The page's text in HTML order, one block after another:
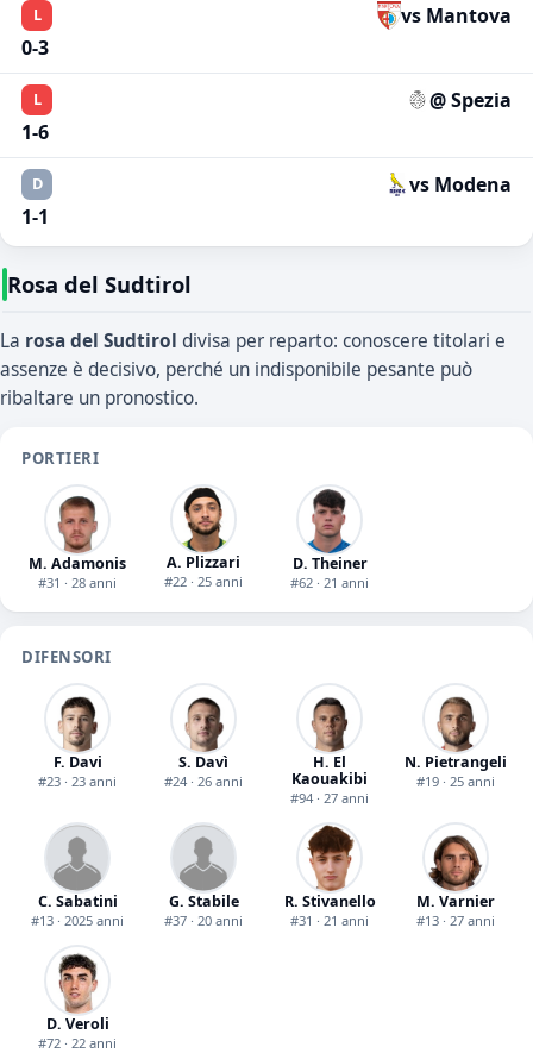
L
vs Mantova
0-3
L
@ Spezia
1-6
D
vs Modena
1-1
Rosa del Sudtirol
La rosa del Sudtirol divisa per reparto: conoscere titolari e
assenze è decisivo, perché un indisponibile pesante può
ribaltare un pronostico.
PORTIERI
M. Adamonis
#31 · 28 anni
A. Plizzari
#22 · 25 anni
D. Theiner
#62 · 21 anni
DIFENSORI
F. Davi
#23 · 23 anni
S. Davì
#24 · 26 anni
H. El
Kaouakibi
#94 · 27 anni
N. Pietrangeli
#19 · 25 anni
C. Sabatini
#13 · 2025 anni
G. Stabile
#37 · 20 anni
R. Stivanello
#31 · 21 anni
M. Varnier
#13 · 27 anni
D. Veroli
#72 · 22 anni